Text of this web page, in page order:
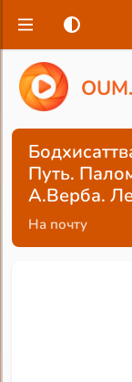
OUM
Путь.
А.Верба.
На почту